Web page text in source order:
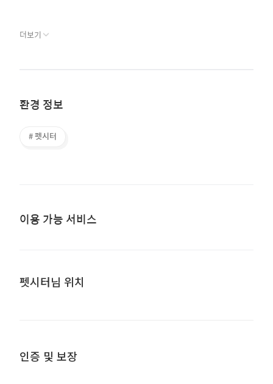
더보기
환경 정보
# 펫시터
이용 가능 서비스
펫시터님 위치
인증 및 보장